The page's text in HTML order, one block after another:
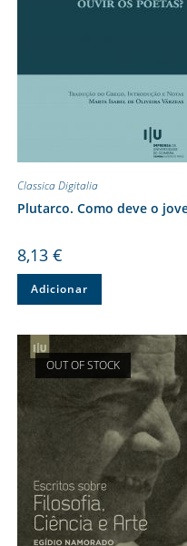
Classica Digitalia
Plutarco. Como deve o
8,13 €
Adicionar
OUT OF STOCK